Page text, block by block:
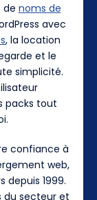
de noms de
avec
, la location
et le
simplicité.
packs tout
confiance à
web,
depuis 1999.
du secteur et